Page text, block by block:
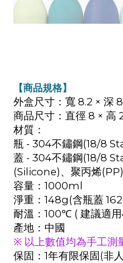
【商品規格】
外盒尺寸：寬 8.2 × 深
商品尺寸：直徑 8 × 高
材質：
瓶 - 304不鏽鋼(18/8
蓋 - 304不鏽鋼(18/8
(Silicone)、聚丙烯(PP)
容量：1000ml
淨重：148g(含瓶蓋
耐溫：100℃ ( 建議適
產地：中國
※ 以上數值均為手工測
保固：1年有限保固(非